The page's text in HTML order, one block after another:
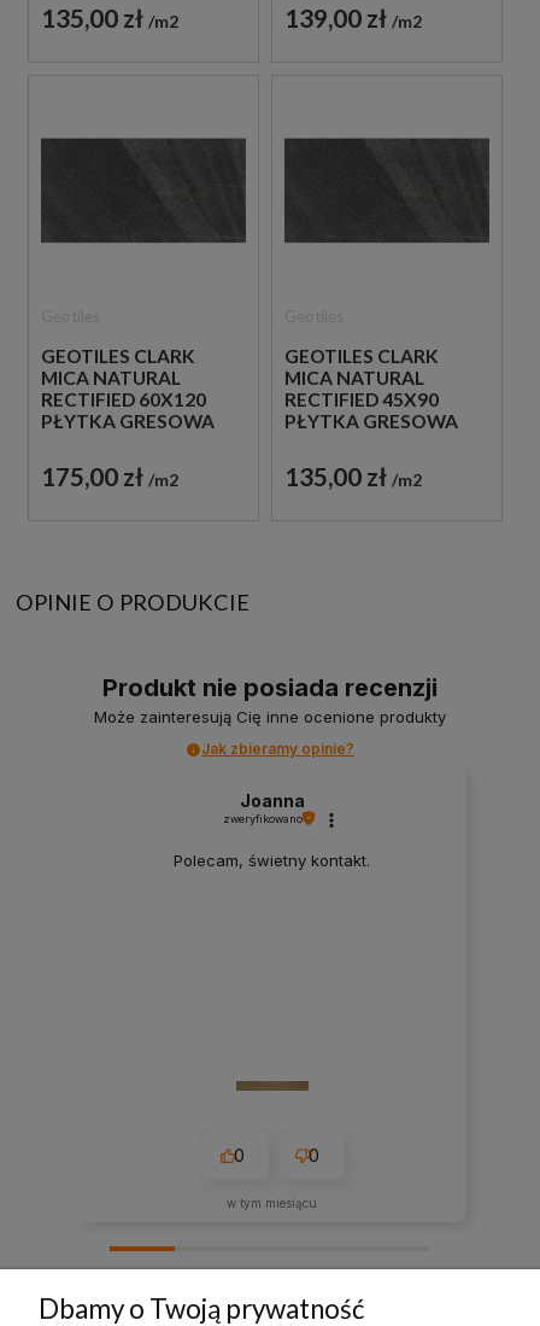
135,00 zł m2 139,00 zł m2
GEOTILES CLARK
MICA NATURAL
RECTIFIED 60X120
PŁYTKA GRESOWA
175,00 zł m2
GEOTILES CLARK
MICA NATURAL
RECTIFIED 45X90
PŁYTKA GRESOWA
135,00 zł m2
OPINIE O PRODUKCIE
Produkt nie posiada recenzji
Może zainteresują Cię inne ocenione produkty
Jak zbieramy opinie?
Joanna
zweryfikowano
Polecam, świetny kontakt.
0 0
w tym miesiącu
Dbamy o Twoją prywatność